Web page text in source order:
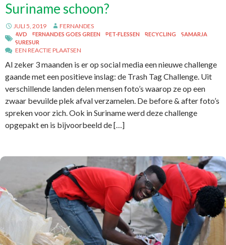
Suriname schoon?
JULI 5, 2019 FERNANDES
AVD FERNANDES GOES GREEN PET-FLESSEN RECYCLING
SAMARJA
SURESUR
EEN REACTIE PLAATSEN
Al zeker 3 maanden is er op social media een nieuwe challenge
gaande met een positieve inslag: de Trash Tag Challenge. Uit
verschillende landen delen mensen foto’s waarop ze op een
zwaar bevuilde plek afval verzamelen. De before & after foto’s
spreken voor zich. Ook in Suriname werd deze challenge
opgepakt en is bijvoorbeeld de […]